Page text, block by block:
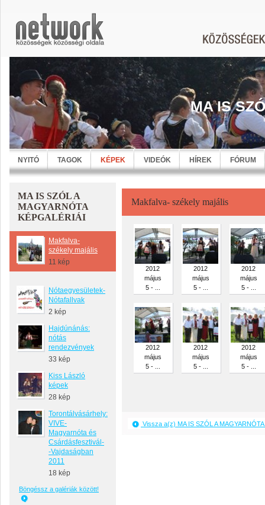
MA IS
NYITÓ TAGOK KÉPEK VIDEÓK HÍREK FÓRUM
MA IS SZÓL A
MAGYARNÓTA
KÉPGALÉRIÁI
Makfalva-
székely majális
11 kép
Nótaegyesületek-
Nótafallvak
2 kép
Hajdúnánás:
nótás
rendezvények
33 kép
Kiss László
képek
28 kép
Torontálvásárhely:
VIVE-
Magyarnóta és
Csárdásfesztivál-
-Vajdaságban
2011
18 kép
Böngéssz a galériák között!
Makfalva- székely majális
2012
május
5 - ...
2012
május
5 - ...
2012
május
5 - ...
2012
május
5 - ...
2012
május
5 - ...
2012
május
5 - ...
Vissza a(z) MA IS SZÓL A